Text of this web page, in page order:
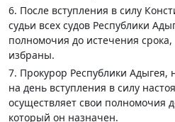
6. После вступления в силу
судьи всех судов Республики
полномочия до истечения
избраны.
7. Прокурор Республики Адыгея,
на день вступления в силу
осуществляет свои полномочия
который он назначен.